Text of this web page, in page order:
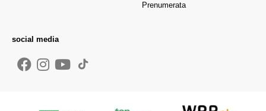
Prenumerata
social media